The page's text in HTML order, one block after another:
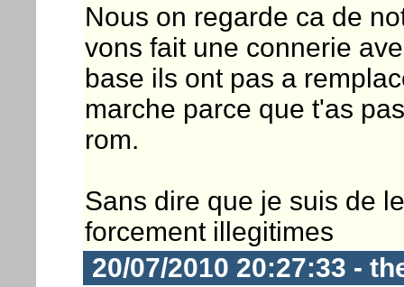
Nous on regarde ca de
vons fait une connerie
base ils ont pas a
marche parce que t'as
rom.
Sans dire que je suis de
forcement illegitimes
20/07/2010 20:27:33 -